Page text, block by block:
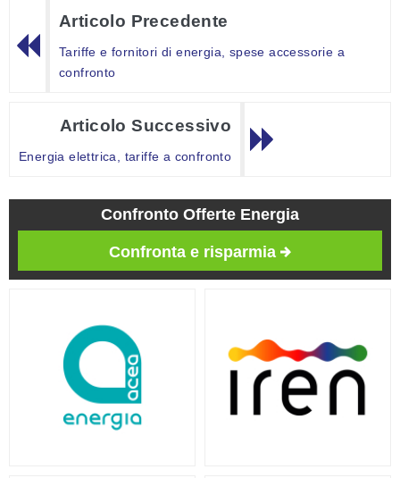
Articolo Precedente
Tariffe e fornitori di energia, spese accessorie a
confronto
Articolo Successivo
Energia elettrica, tariffe a confronto
Confronto Offerte Energia
Confronta e risparmia